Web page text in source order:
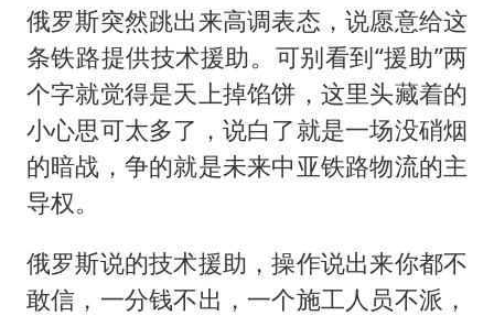
俄罗斯突然跳出来高调表态，说愿意给这
条铁路提供技术援助。可别看到“援助”两
个字就觉得是天上掉馅饼，这里头藏着的
小心思可太多了，说白了就是一场没硝烟
的暗战，争的就是未来中亚铁路物流的主
导权。
俄罗斯说的技术援助，操作说出来你都不
敢信，一分钱不出，一个施工人员不派，